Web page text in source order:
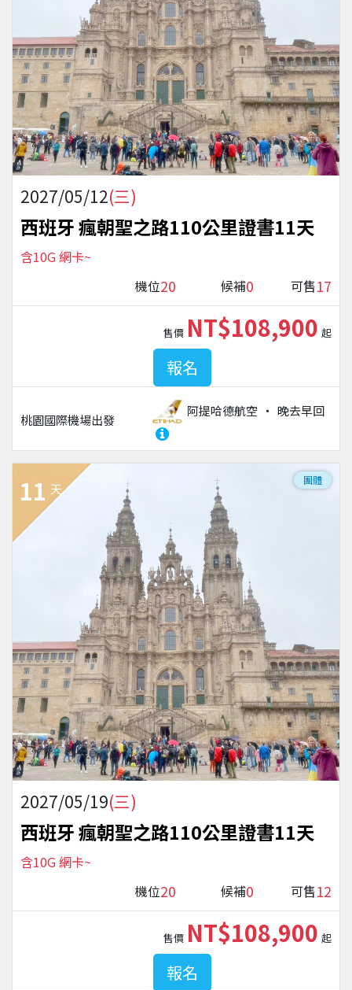
2027/05/12(三)
西班牙 瘋朝聖之路110公里證書11天
含10G 網卡~
機位20 候補0 可售17
桃園國際機場出發
阿提哈德航空 晚去早回
售價 NT$108,900 起
報名
11 天
團體
2027/05/19(三)
西班牙 瘋朝聖之路110公里證書11天
含10G 網卡~
機位20 候補0 可售12
售價 NT$108,900 起
報名